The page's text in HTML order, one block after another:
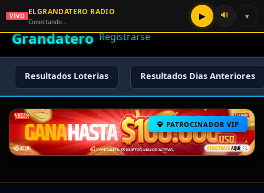
🌟 El
Grandatero
🔑 Iniciar Sesión
📝
Registrarse
Resultados Loterias Resultados Dias Anteriores
PATROCINADOR VIP
VIVO ELGRANDATERO RADIO
Conectando…
▶ 🔊 ▾